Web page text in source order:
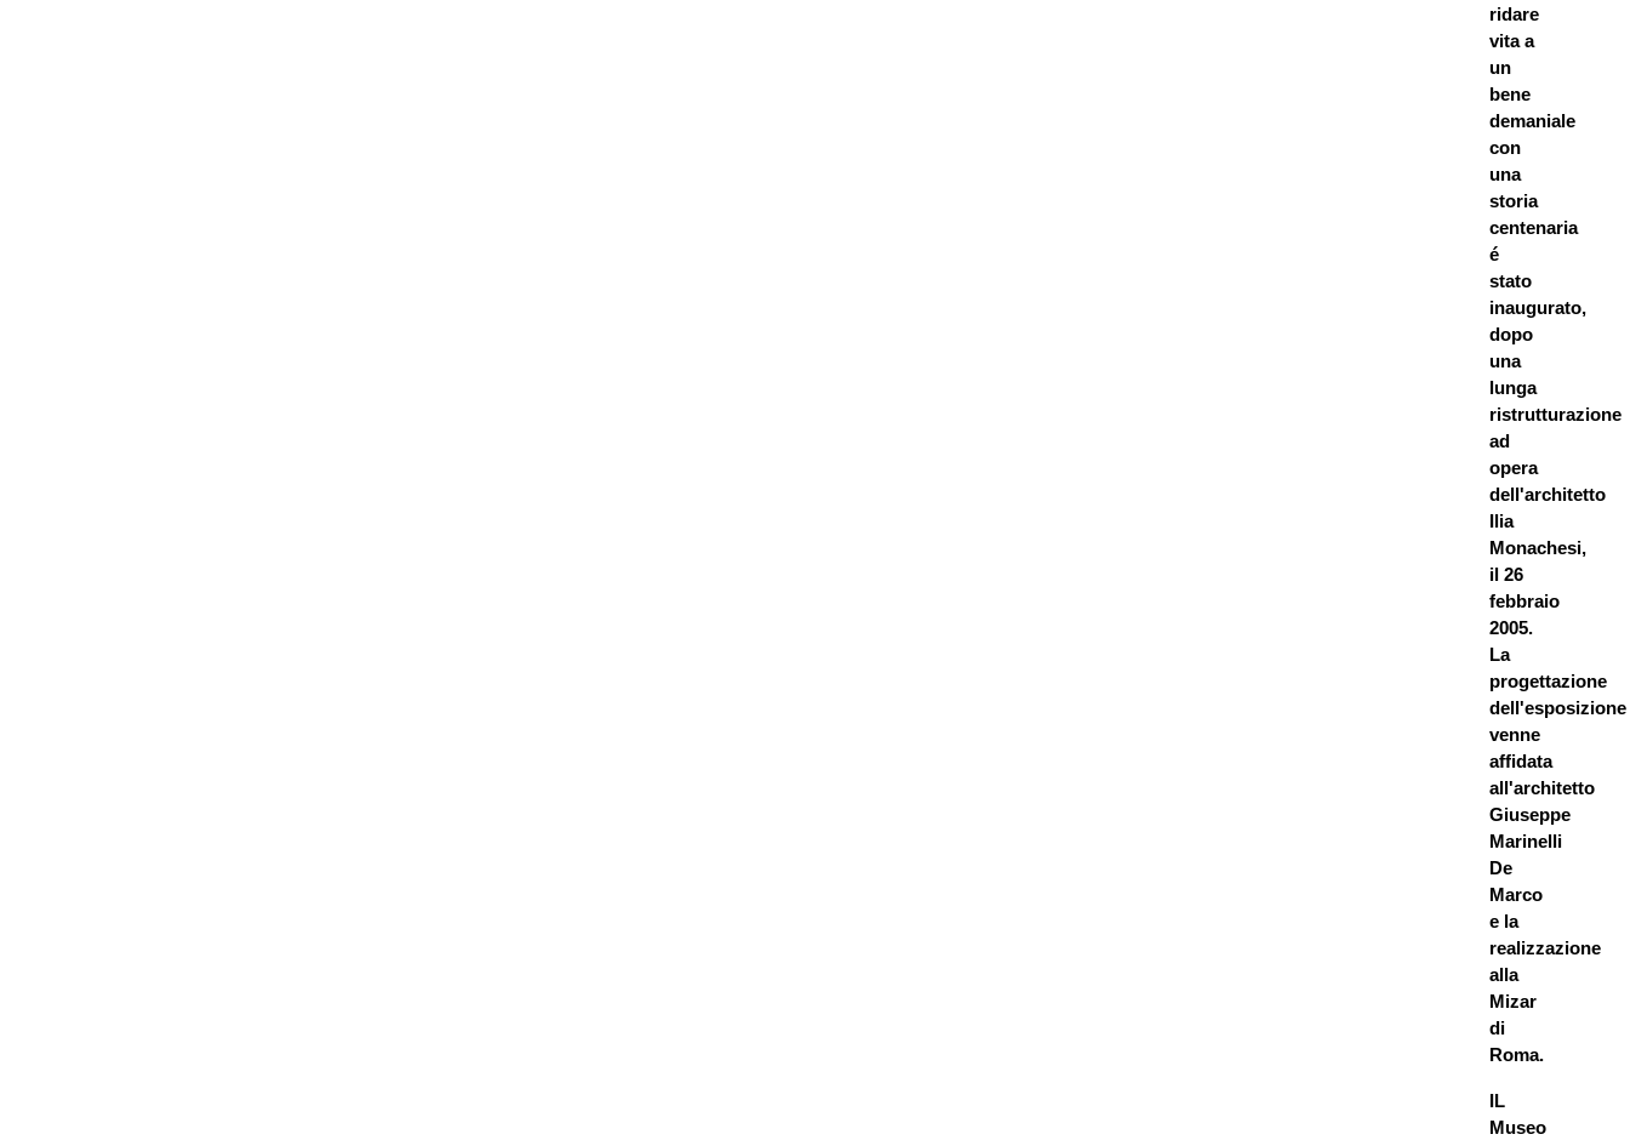
ridare
vita a
un
bene
demaniale
con
una
storia
centenaria
é
stato
inaugurato,
dopo
una
lunga
ristrutturazione
ad
opera
dell'architetto
Ilia
Monachesi,
il 26
febbraio
2005.
La
progettazione
dell'esposizione
venne
affidata
all'architetto
Giuseppe
Marinelli
De
Marco
e la
realizzazione
alla
Mizar
di
Roma.
IL
Museo